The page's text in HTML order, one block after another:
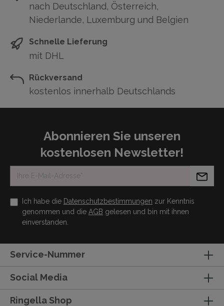
nach Deutschland, Österreich,
Niederlande, Luxemburg und Belgien
Schnelle Lieferung
mit DHL
Rückversand
kostenlos innerhalb Deutschlands
Abonnieren Sie unseren
kostenlosen Newsletter!
Ich habe die Datenschutzbestimmungen zur Kenntnis
genommen und die AGB gelesen und bin mit ihnen
einverstanden.
Service-Nummer
Social Media
Ringella Shop